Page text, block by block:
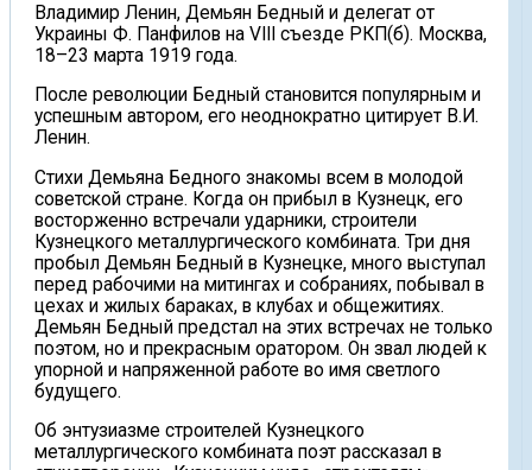
Владимир Ленин, Демьян Бедный и делегат от
Украины Ф. Панфилов на VIII съезде РКП(б). Москва,
18–23 марта 1919 года.
После революции Бедный становится популярным и
успешным автором, его неоднократно цитирует В.И.
Ленин.
Стихи Демьяна Бедного знакомы всем в молодой
советской стране. Когда он прибыл в Кузнецк, его
восторженно встречали ударники, строители
Кузнецкого металлургического комбината. Три дня
пробыл Демьян Бедный в Кузнецке, много выступал
перед рабочими на митингах и собраниях, побывал в
цехах и жилых бараках, в клубах и общежитиях.
Демьян Бедный предстал на этих встречах не только
поэтом, но и прекрасным оратором. Он звал людей к
упорной и напряженной работе во имя светлого
будущего.
Об энтузиазме строителей Кузнецкого
металлургического комбината поэт рассказал в